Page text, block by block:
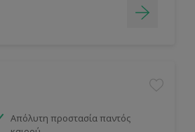
Απόλυτη προστασία παντός